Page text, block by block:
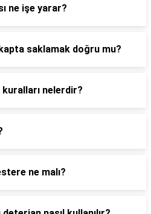
ne işe yarar?
saklamak doğru mu?
nelerdir?
ne malı?